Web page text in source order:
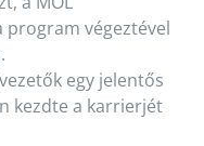
program végeztével
egy jelentős
kezdte a karrierjét